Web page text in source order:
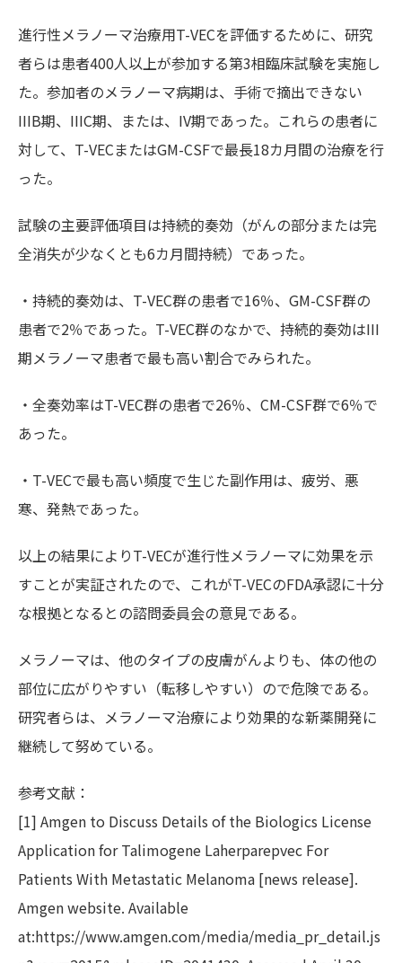
進行性メラノーマ治療用T-VECを評価するために、研究
者らは患者400人以上が参加する第3相臨床試験を実施し
た。参加者のメラノーマ病期は、手術で摘出できない
IIIB期、IIIC期、または、IV期であった。これらの患者に
対して、T-VECまたはGM-CSFで最長18カ月間の治療を行
った。
試験の主要評価項目は持続的奏効（がんの部分または完
全消失が少なくとも6カ月間持続）であった。
・持続的奏効は、T-VEC群の患者で16％、GM-CSF群の
患者で2％であった。T-VEC群のなかで、持続的奏効はIII
期メラノーマ患者で最も高い割合でみられた。
・全奏効率はT-VEC群の患者で26％、CM-CSF群で6％で
あった。
・T-VECで最も高い頻度で生じた副作用は、疲労、悪
寒、発熱であった。
以上の結果によりT-VECが進行性メラノーマに効果を示
すことが実証されたので、これがT-VECのFDA承認に十分
な根拠となるとの諮問委員会の意見である。
メラノーマは、他のタイプの皮膚がんよりも、体の他の
部位に広がりやすい（転移しやすい）ので危険である。
研究者らは、メラノーマ治療により効果的な新薬開発に
継続して努めている。
参考文献：
[1] Amgen to Discuss Details of the Biologics License
Application for Talimogene Laherparepvec For
Patients With Metastatic Melanoma [news release].
Amgen website. Available
at:https://www.amgen.com/media/media_pr_detail.js